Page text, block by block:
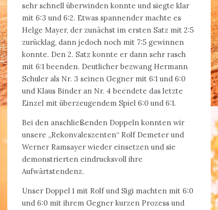
sehr schnell überwinden konnte und siegte klar
mit 6:3 und 6:2. Etwas spannender machte es
Helge Mayer, der zunächst im ersten Satz mit 2:5
zurücklag, dann jedoch noch mit 7:5 gewinnen
konnte. Den 2. Satz konnte er dann sehr rasch
mit 6:1 beenden. Deutlicher bezwang Hermann
Schuler als Nr. 3 seinen Gegner mit 6:1 und 6:0
und Klaus Binder an Nr. 4 beendete das letzte
Einzel mit überzeugendem Spiel 6:0 und 6:1.
Bei den anschließenden Doppeln konnten wir
unsere „Rekonvaleszenten“ Rolf Demeter und
Werner Ramsayer wieder einsetzen und sie
demonstrierten eindrucksvoll ihre
Aufwärtstendenz.
Unser Doppel 1 mit Rolf und Sigi machten mit 6:0
und 6:0 mit ihrem Gegner kurzen Prozess und